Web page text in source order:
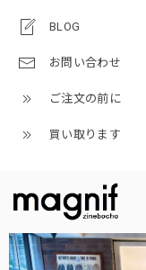
BLOG
お問い合わせ
ご注文の前に
買い取ります